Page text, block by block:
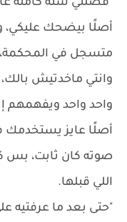
"فضلتي سنة كاملة
أصلًا بيضحك
متسجل في
وانتي ماخدتيش
واحد واحد ويفهمهم
أصلًا عايز
صوته كان ثابت، بس
اللي قبلها.
"حتى بعد ما عرفتيه